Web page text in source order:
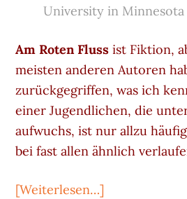
University in
Am Roten Fluss ist Fiktion,
meisten anderen Autoren
zurückgegriffen, was ich
einer Jugendlichen, die
aufwuchs, ist nur allzu
bei fast allen ähnlich
[Weiterlesen…]